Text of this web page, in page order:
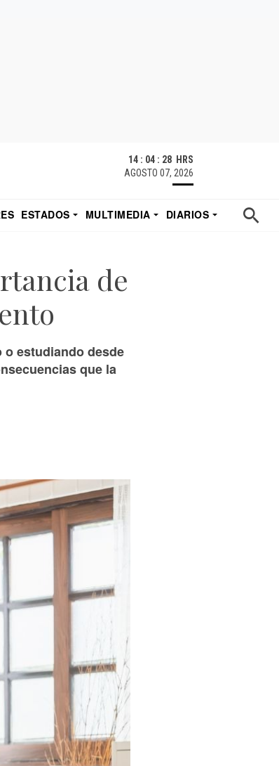
14 : 04 : 29 HRS
AGOSTO 07, 2026
ESTADOS MULTIMEDIA
DIARIOS
de
estudiando desde
que la